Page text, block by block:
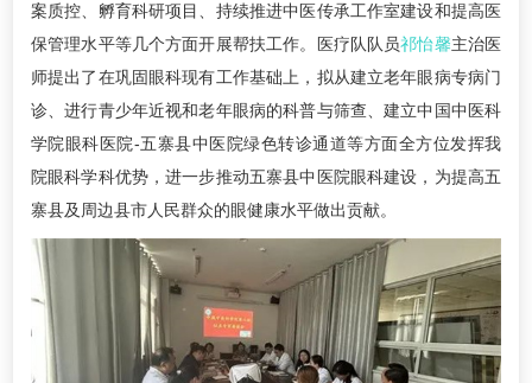
案质控、孵育科研项目、持续推进中医传承工作室建设和提高医
保管理水平等几个方面开展帮扶工作。医疗队队员祁怡馨主治医
师提出了在巩固眼科现有工作基础上，拟从建立老年眼病专病门
诊、进行青少年近视和老年眼病的科普与筛查、建立中国中医科
学院眼科医院-五寨县中医院绿色转诊通道等方面全方位发挥我
院眼科学科优势，进一步推动五寨县中医院眼科建设，为提高五
寨县及周边县市人民群众的眼健康水平做出贡献。